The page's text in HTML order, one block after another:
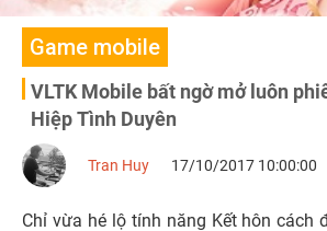
Game mobile
VLTK Mobile bất ngờ mở luôn
Hiệp Tình Duyên
Tran Huy 17/10/2017 10:00:00
Chỉ vừa hé lộ tính năng Kết hôn cách